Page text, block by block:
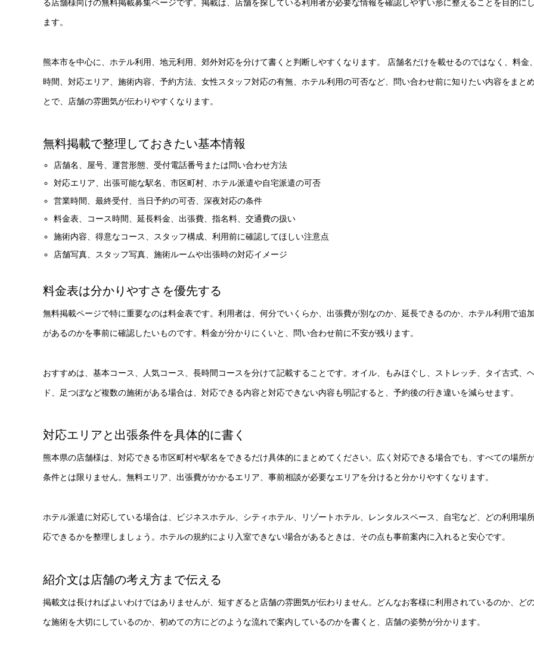
る店舗様向けの無料掲載募集ページです。掲載は、店舗を探している利用者が必要な情報を確認しやすい形に整えることを目的に
ます。
熊本市を中心に、ホテル利用、地元利用、郊外対応を分けて書くと判断しやすくなります。 店舗名だけを載せるのではなく、料金
時間、対応エリア、施術内容、予約方法、女性スタッフ対応の有無、ホテル利用の可否など、問い合わせ前に知りたい内容をまと
とで、店舗の雰囲気が伝わりやすくなります。
無料掲載で整理しておきたい基本情報
店舗名、屋号、運営形態、受付電話番号または問い合わせ方法
対応エリア、出張可能な駅名、市区町村、ホテル派遣や自宅派遣の可否
営業時間、最終受付、当日予約の可否、深夜対応の条件
料金表、コース時間、延長料金、出張費、指名料、交通費の扱い
施術内容、得意なコース、スタッフ構成、利用前に確認してほしい注意点
店舗写真、スタッフ写真、施術ルームや出張時の対応イメージ
料金表は分かりやすさを優先する
無料掲載ページで特に重要なのは料金表です。利用者は、何分でいくらか、出張費が別なのか、延長できるのか、ホテル利用で追
があるのかを事前に確認したいものです。料金が分かりにくいと、問い合わせ前に不安が残ります。
おすすめは、基本コース、人気コース、長時間コースを分けて記載することです。オイル、もみほぐし、ストレッチ、タイ古式、
ド、足つぼなど複数の施術がある場合は、対応できる内容と対応できない内容も明記すると、予約後の行き違いを減らせます。
対応エリアと出張条件を具体的に書く
熊本県の店舗様は、対応できる市区町村や駅名をできるだけ具体的にまとめてください。広く対応できる場合でも、すべての場所
条件とは限りません。無料エリア、出張費がかかるエリア、事前相談が必要なエリアを分けると分かりやすくなります。
ホテル派遣に対応している場合は、ビジネスホテル、シティホテル、リゾートホテル、レンタルスペース、自宅など、どの利用場
応できるかを整理しましょう。ホテルの規約により入室できない場合があるときは、その点も事前案内に入れると安心です。
紹介文は店舗の考え方まで伝える
掲載文は長ければよいわけではありませんが、短すぎると店舗の雰囲気が伝わりません。どんなお客様に利用されているのか、ど
な施術を大切にしているのか、初めての方にどのような流れで案内しているのかを書くと、店舗の姿勢が分かります。